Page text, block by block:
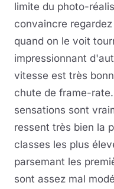
limite du photo-
convaincre
quand on le voit
impressionnant
vitesse est très
chute de frame-
sensations sont
ressent très bien la
classes les plus
parsemant les
sont assez mal